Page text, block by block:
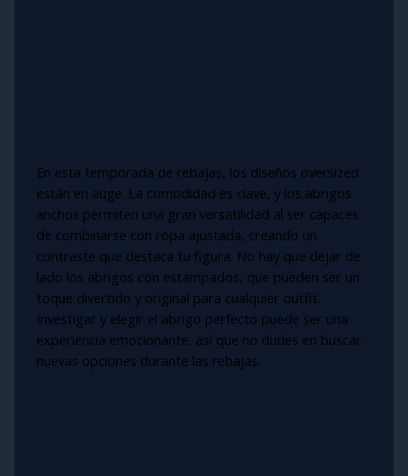
En esta temporada de rebajas, los diseños oversized
están en auge. La comodidad es clave, y los abrigos
anchos permiten una gran versatilidad al ser capaces
de combinarse con ropa ajustada, creando un
contraste que destaca tu figura. No hay que dejar de
lado los abrigos con estampados, que pueden ser un
toque divertido y original para cualquier outfit.
Investigar y elegir el abrigo perfecto puede ser una
experiencia emocionante, así que no dudes en buscar
nuevas opciones durante las rebajas.